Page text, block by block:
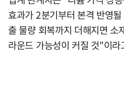
효과가 2분기부터 본격 반영
출 물량 회복까지 더해지면 소
라운드 가능성이 커질 것"이라